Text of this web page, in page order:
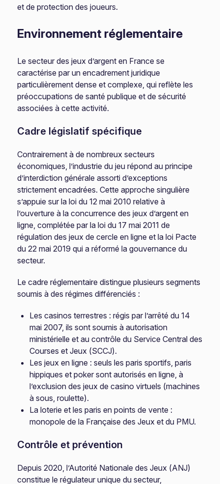
et de protection des joueurs.
Environnement réglementaire
Le secteur des jeux d’argent en France se
caractérise par un encadrement juridique
particulièrement dense et complexe, qui reflète les
préoccupations de santé publique et de sécurité
associées à cette activité.
Cadre législatif spécifique
Contrairement à de nombreux secteurs
économiques, l’industrie du jeu répond au principe
d’interdiction générale assorti d’exceptions
strictement encadrées. Cette approche singulière
s’appuie sur la loi du 12 mai 2010 relative à
l’ouverture à la concurrence des jeux d’argent en
ligne, complétée par la loi du 17 mai 2011 de
régulation des jeux de cercle en ligne et la loi Pacte
du 22 mai 2019 qui a réformé la gouvernance du
secteur.
Le cadre réglementaire distingue plusieurs segments
soumis à des régimes différenciés :
Les casinos terrestres : régis par l’arrêté du 14
mai 2007, ils sont soumis à autorisation
ministérielle et au contrôle du Service Central des
Courses et Jeux (SCCJ).
Les jeux en ligne : seuls les paris sportifs, paris
hippiques et poker sont autorisés en ligne, à
l’exclusion des jeux de casino virtuels (machines
à sous, roulette).
La loterie et les paris en points de vente :
monopole de la Française des Jeux et du PMU.
Contrôle et prévention
Depuis 2020, l’Autorité Nationale des Jeux (ANJ)
constitue le régulateur unique du secteur,